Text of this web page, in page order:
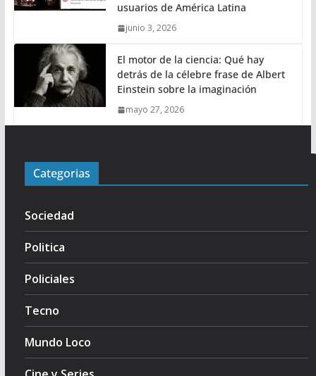
usuarios de América Latina
junio 3, 2026
El motor de la ciencia: Qué hay
detrás de la célebre frase de Albert
Einstein sobre la imaginación
mayo 27, 2026
Categorias
Sociedad
Politica
Policiales
Tecno
Mundo Loco